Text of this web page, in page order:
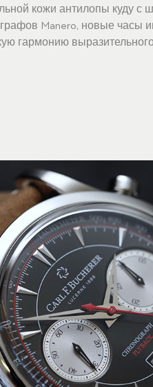
кожи антилопы куду с
Manero, новые часы
гармонию